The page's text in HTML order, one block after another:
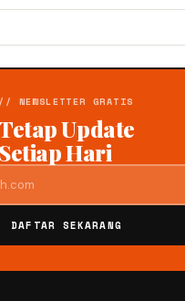
// NEWSLETTER GRATIS
Update
Setiap Hari
DAFTAR SEKARANG